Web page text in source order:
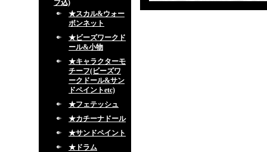
ブ込)
★スカル&ウォー
ボンネット
★ビーズワークド
ール&小物
★キャラクターモ
チーフ(ビーズワ
ークドール&サン
ドペイントetc)
★フェテッシュ
★カチーナドール
★サンドペイント
★ドラム